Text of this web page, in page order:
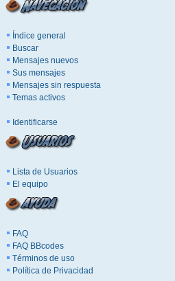
Índice general
Buscar
Mensajes nuevos
Sus mensajes
Mensajes sin respuesta
Temas activos
Identificarse
Lista de Usuarios
El equipo
FAQ
FAQ BBcodes
Términos de uso
Política de Privacidad